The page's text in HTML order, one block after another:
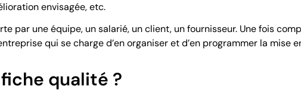
envisagée, etc.
par une équipe, un salarié, un client, un fournisseur. Une fois
qui se charge d’en organiser et d’en programmer la mise
qualité ?